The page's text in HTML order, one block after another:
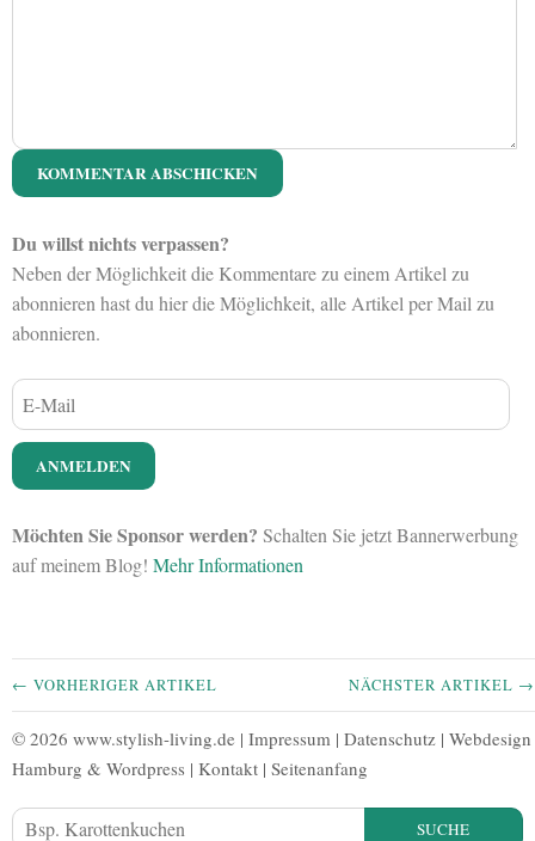
Du willst nichts verpassen?
Neben der Möglichkeit die Kommentare zu einem Artikel zu
abonnieren hast du hier die Möglichkeit, alle Artikel per Mail zu
abonnieren.
Möchten Sie Sponsor werden? Schalten Sie jetzt Bannerwerbung
auf meinem Blog! Mehr Informationen
← VORHERIGER ARTIKEL NÄCHSTER ARTIKEL →
© 2026 www.stylish-living.de | Impressum | Datenschutz | Webdesign
Hamburg & Wordpress | Kontakt | Seitenanfang
SUCHE